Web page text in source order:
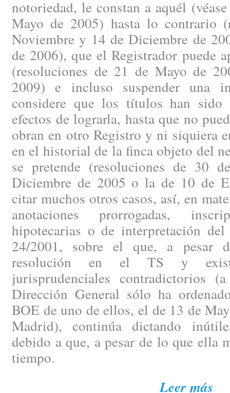
notoriedad, le constan a aquél
Mayo de 2005) hasta lo contrario
Noviembre y 14 de Diciembre de
de 2006), que el Registrador puede
(resoluciones de 21 de Mayo de
2009) e incluso suspender una
considere que los títulos han sido
efectos de lograrla, hasta que no
obran en otro Registro y ni siquiera
en el historial de la finca objeto del
se pretende (resoluciones de 30
Diciembre de 2005 o la de 10 de
citar muchos otros casos, así, en
anotaciones prorrogadas,
hipotecarias o de interpretación
24/2001, sobre el que, a pesar
resolución en el TS y existir
jurisprudenciales contradictorios
Dirección General sólo ha
BOE de uno de ellos, el de 13 de
Madrid), continúa dictando
debido a que, a pesar de lo que ella
tiempo.
Leer más